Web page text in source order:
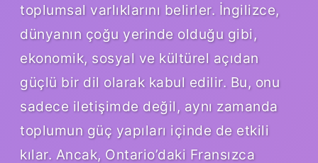
toplumsal varlıklarını belirler. İngilizce,
dünyanın çoğu yerinde olduğu gibi,
ekonomik, sosyal ve kültürel açıdan
güçlü bir dil olarak kabul edilir. Bu, onu
sadece iletişimde değil, aynı zamanda
toplumun güç yapıları içinde de etkili
kılar. Ancak, Ontario’daki Fransızca